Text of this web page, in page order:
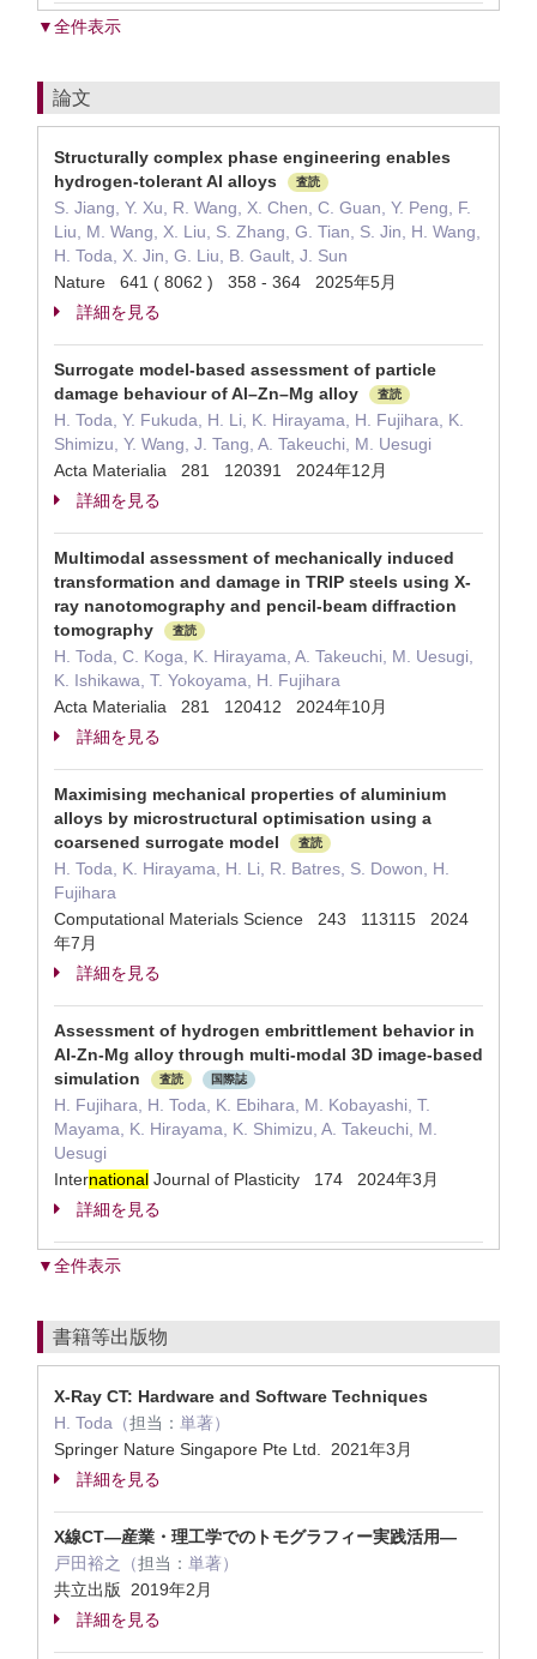
▼全件表示
論文
Structurally complex phase engineering enables
hydrogen-tolerant Al alloys
査読
S. Jiang, Y. Xu, R. Wang, X. Chen, C. Guan, Y. Peng, F.
Liu, M. Wang, X. Liu, S. Zhang, G. Tian, S. Jin, H. Wang,
H. Toda, X. Jin, G. Liu, B. Gault, J. Sun
Nature 641 ( 8062 ) 358 - 364 2025年5月
詳細を見る
Surrogate model-based assessment of particle
damage behaviour of Al–Zn–Mg alloy
査読
H. Toda, Y. Fukuda, H. Li, K. Hirayama, H. Fujihara, K.
Shimizu, Y. Wang, J. Tang, A. Takeuchi, M. Uesugi
Acta Materialia 281 120391 2024年12月
詳細を見る
Multimodal assessment of mechanically induced
transformation and damage in TRIP steels using X-
ray nanotomography and pencil-beam diffraction
tomography
査読
H. Toda, C. Koga, K. Hirayama, A. Takeuchi, M. Uesugi,
K. Ishikawa, T. Yokoyama, H. Fujihara
Acta Materialia 281 120412 2024年10月
詳細を見る
Maximising mechanical properties of aluminium
alloys by microstructural optimisation using a
coarsened surrogate model
査読
H. Toda, K. Hirayama, H. Li, R. Batres, S. Dowon, H.
Fujihara
Computational Materials Science 243 113115 2024
年7月
詳細を見る
Assessment of hydrogen embrittlement behavior in
Al-Zn-Mg alloy through multi-modal 3D image-based
simulation
査読 国際誌
H. Fujihara, H. Toda, K. Ebihara, M. Kobayashi, T.
Mayama, K. Hirayama, K. Shimizu, A. Takeuchi, M.
Uesugi
International Journal of Plasticity 174 2024年3月
詳細を見る
▼全件表示
書籍等出版物
X-Ray CT: Hardware and Software Techniques
H. Toda（担当： 単著）
Springer Nature Singapore Pte Ltd. 2021年3月
詳細を見る
X線CT―産業・理工学でのトモグラフィー実践活用―
戸田裕之（担当： 単著）
共立出版 2019年2月
詳細を見る